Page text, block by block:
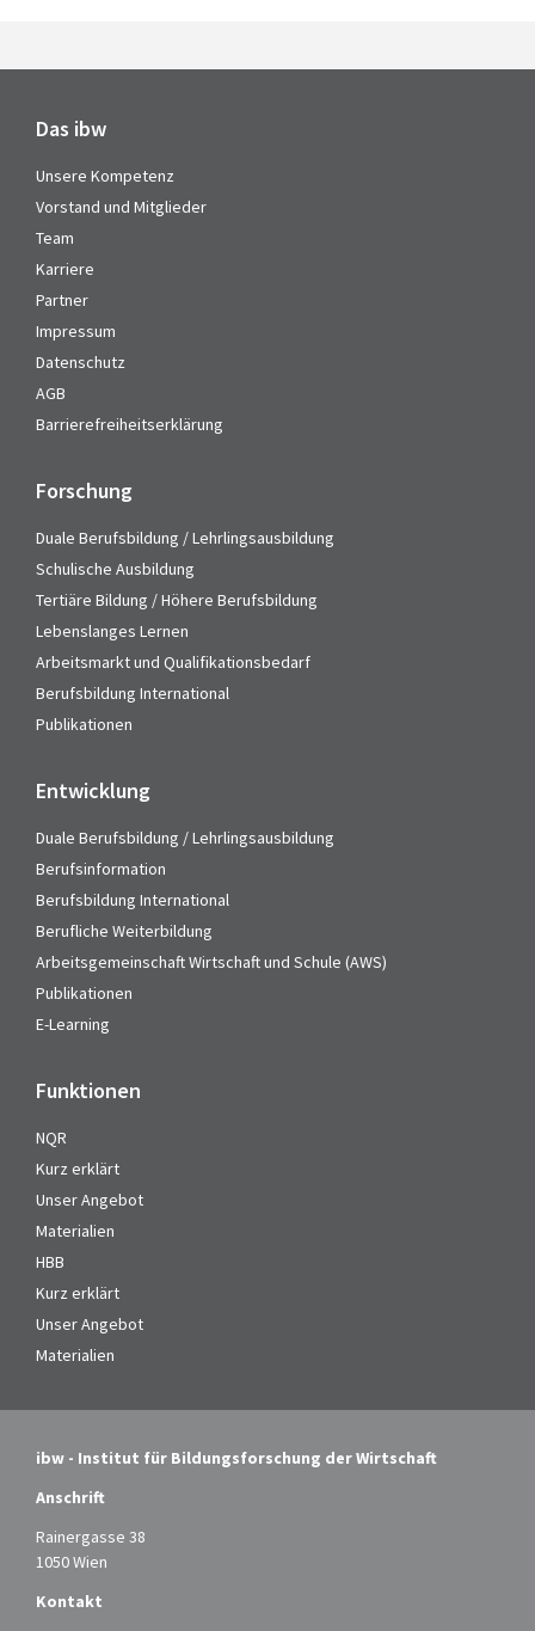
Das ibw
Unsere Kompetenz
Vorstand und Mitglieder
Team
Karriere
Partner
Impressum
Datenschutz
AGB
Barrierefreiheitserklärung
Forschung
Duale Berufsbildung / Lehrlingsausbildung
Schulische Ausbildung
Tertiäre Bildung / Höhere Berufsbildung
Lebenslanges Lernen
Arbeitsmarkt und Qualifikationsbedarf
Berufsbildung International
Publikationen
Entwicklung
Duale Berufsbildung / Lehrlingsausbildung
Berufsinformation
Berufsbildung International
Berufliche Weiterbildung
Arbeitsgemeinschaft Wirtschaft und Schule (AWS)
Publikationen
E-Learning
Funktionen
NQR
Kurz erklärt
Unser Angebot
Materialien
HBB
Kurz erklärt
Unser Angebot
Materialien
ibw - Institut für Bildungsforschung der Wirtschaft
Anschrift
Rainergasse 38
1050 Wien
Kontakt